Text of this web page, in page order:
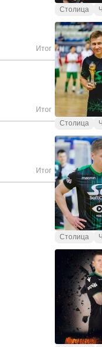
Итог
Итог
Итог
Столица
Столица
Столица